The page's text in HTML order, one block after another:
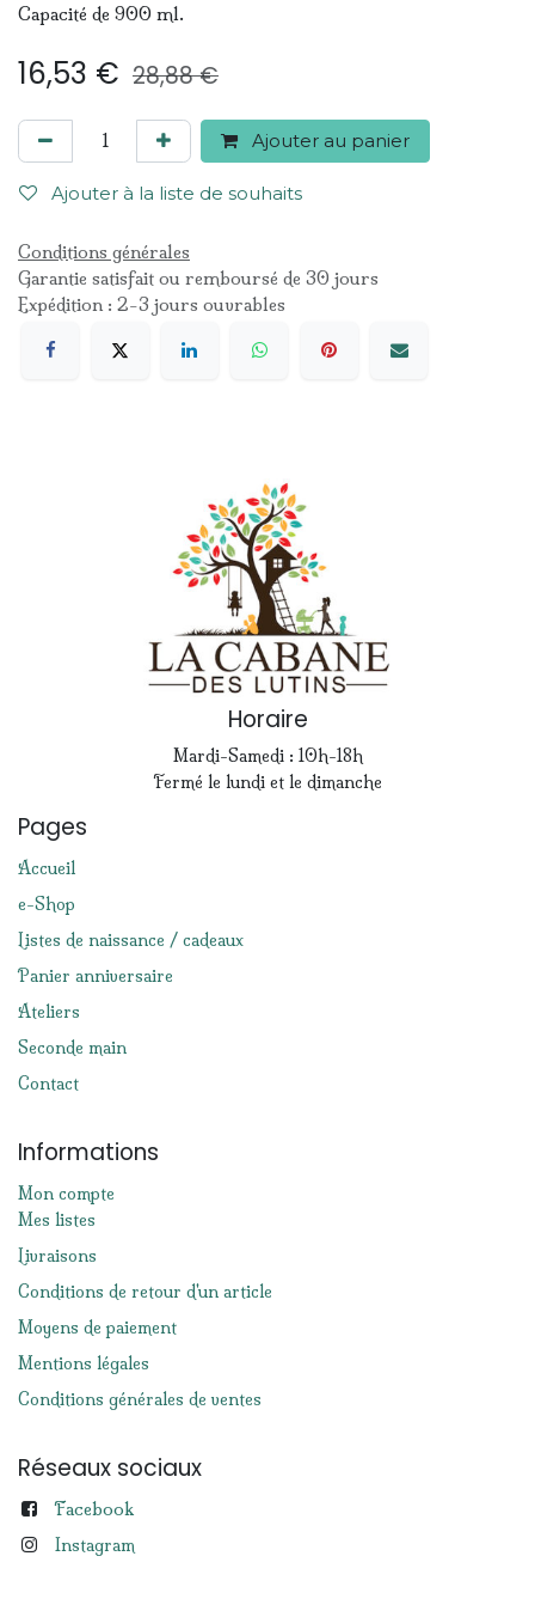
Capacité de 900 ml.
16,53 € 28,88€
Ajouter au panier
Ajouter à la liste de souhaits
Conditions générales
Garantie satisfait ou remboursé de 30 jours
Expédition : 2-3 jours ouvrables
Horaire
Mardi-Samedi : 10h-18h
Fermé le lundi et le dimanche
Pages
Accueil
e-Shop
Listes de naissance / cadeaux
Panier anniversaire
Ateliers
Seconde main
Contact
Informations
Mon compte
Mes listes
Livraisons
Conditions de retour d'un article
Moyens de paiement
Mentions légales
Conditions générales de ventes
Réseaux sociaux
Facebook
Instagram